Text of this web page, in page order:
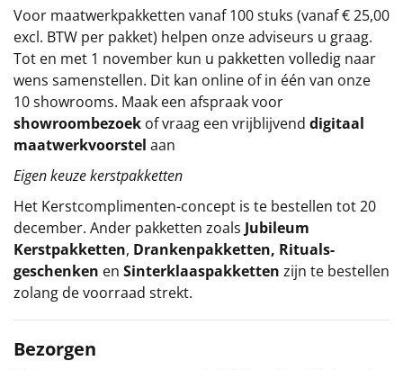
Alle overige
Voor maatwerkpakketten vanaf 100 stuks (vanaf € 25,00
excl. BTW per pakket) helpen onze adviseurs u graag.
Tot en met 1 november kun u pakketten volledig naar
wens samenstellen. Dit kan online of in één van onze
10 showrooms. Maak een afspraak voor
showroombezoek of vraag een vrijblijvend digitaal
maatwerkvoorstel aan
Eigen keuze kerstpakketten
Het Kerstcomplimenten-concept is te bestellen tot 20
december. Ander pakketten zoals Jubileum
Kerstpakketten, Drankenpakketten, Rituals-
geschenken en Sinterklaaspakketten zijn te bestellen
zolang de voorraad strekt.
Bezorgen